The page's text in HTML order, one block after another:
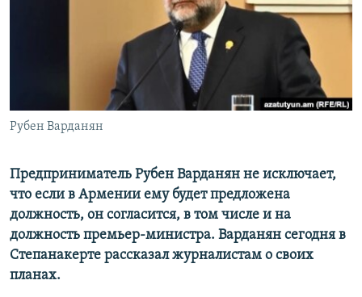
Все сайты Радио Азатутюн
Рубен Варданян
Предприниматель Рубен Варданян не исключает,
что если в Армении ему будет предложена
должность, он согласится, в том числе и на
должность премьер-министра. Варданян сегодня в
Степанакерте рассказал журналистам о своих
планах.